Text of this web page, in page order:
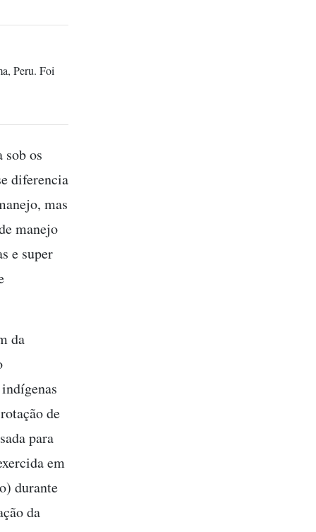
Peru. Foi
sob os
diferencia
mas
manejo
e super
da
de
para
em
durante
da